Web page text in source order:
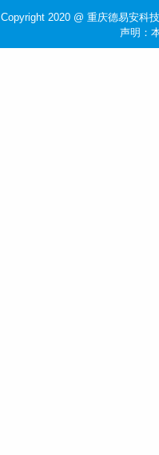
Copyright 2020 @ 重庆德易安科
声明：